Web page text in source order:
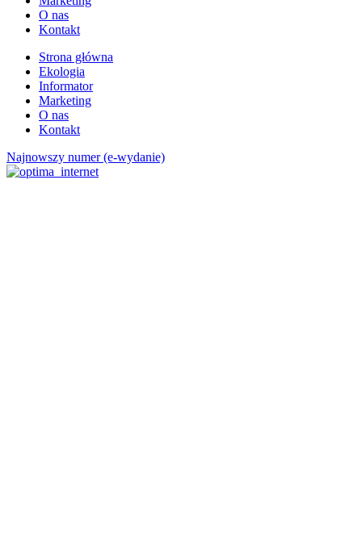
O nas
Kontakt
Strona główna
Ekologia
Informator
Marketing
O nas
Kontakt
Najnowszy numer (e-wydanie)